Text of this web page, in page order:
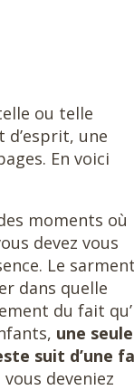
ou telle
une
En voici
moments où
devez vous
Le sarment
dans quelle
du fait
une seule
suit d’une
deveniez